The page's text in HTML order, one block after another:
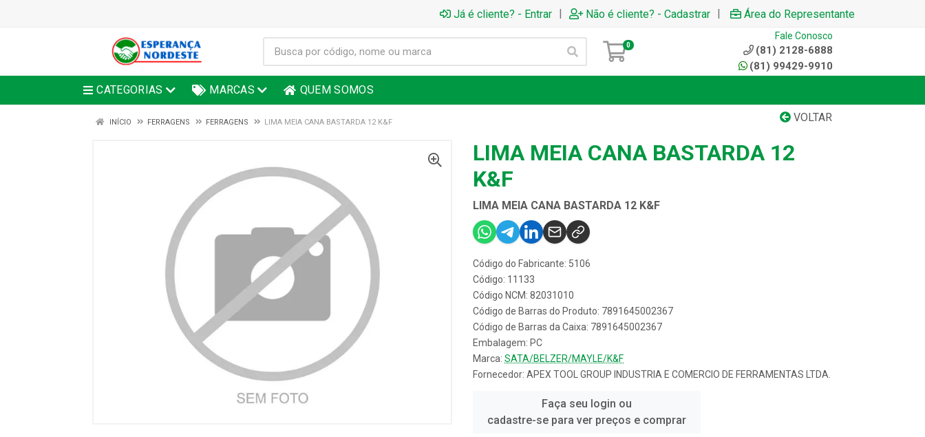
Já é cliente? - Entrar | Não é cliente? - Cadastrar | Área do Representante
0
Fale Conosco
(81) 2128-6888
(81) 99429-9910
CATEGORIAS MARCAS QUEM SOMOS
VOLTAR
INÍCIO FERRAGENS FERRAGENS LIMA MEIA CANA BASTARDA 12 K&F
LIMA MEIA CANA BASTARDA 12
K&F
LIMA MEIA CANA BASTARDA 12 K&F
Código do Fabricante: 5106
Código: 11133
Código NCM: 82031010
Código de Barras do Produto: 7891645002367
Código de Barras da Caixa: 7891645002367
Embalagem: PC
Marca: SATA/BELZER/MAYLE/K&F
Fornecedor: APEX TOOL GROUP INDUSTRIA E COMERCIO DE FERRAMENTAS LTDA.
Faça seu login ou
cadastre-se para ver preços e comprar